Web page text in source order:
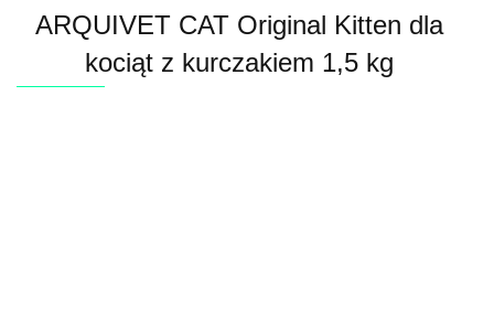
ARQUIVET CAT Original Kitten dla
kociąt z kurczakiem 1,5 kg